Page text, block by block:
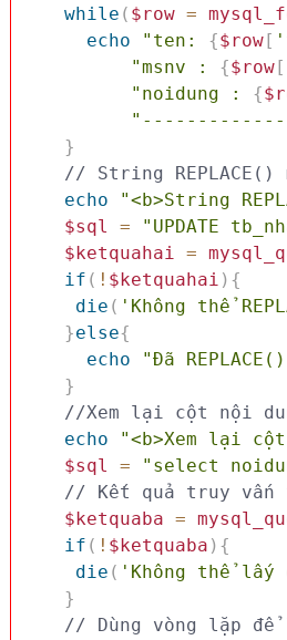
while ( $row =
echo
"ten: {$row[
"msnv : {$row[
"noidung : {
}
// String REPLACE()
echo
"<b>String
$sql
=
"UPDATE
$ketquahai =
if ( ! $ketquahai ) {
die ( 'Không thể
}else{
echo
"Đã
}
//Xem lại cột nội
echo
"<b>Xem lại
$sql
=
"select
// Kết quả truy vấn
$ketquaba =
if ( ! $ketquaba ) {
die ( 'Không thể
}